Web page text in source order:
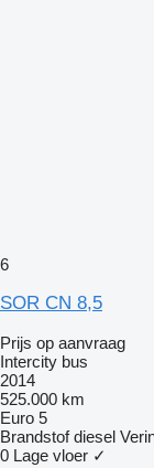
6
SOR CN 8,5
Prijs op aanvraag
Intercity bus
2014
525.000 km
Euro 5
Brandstof diesel
0 Lage vloer ✓